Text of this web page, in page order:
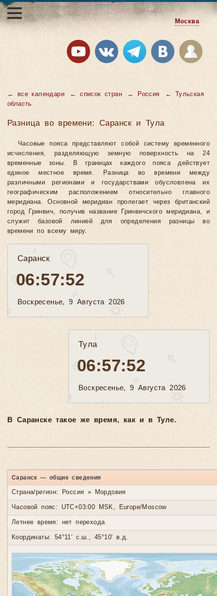
Москва
← все календари ←список стран ← Россия ←
Тульская
область
Разница во времени: Саранск и Тула
Часовые пояса представляют собой систему временного
исчисления, разделяющую земную поверхность на 24
временные зоны. В границах каждого пояса действует
единое местное время. Разница во времени между
различными регионами и государствами обусловлена их
географическим расположением относительно главного
меридиана. Основной меридиан пролегает через британский
город Гринвич, получив название Гринвичского меридиана, и
служит базовой линией для определения разницы во
времени по всему миру.
Саранск
06:57:54
Воскресенье, 9 Августа 2026
Тула
06:57:54
Воскресенье, 9 Августа 2026
В Саранске такое же время, как и в Туле.
Саранск — общие сведения
Страна/регион: Россия » Мордовия
Часовой пояс: UTC+03:00 MSK, Europe/Moscow
Летнее время: нет перехода
Координаты: 54°11′ с.ш., 45°10′ в.д.